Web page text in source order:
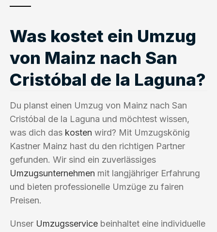
Was kostet ein Umzug
von Mainz nach San
Cristóbal de la Laguna?
Du planst einen Umzug von Mainz nach San
Cristóbal de la Laguna und möchtest wissen,
was dich das kosten wird? Mit Umzugskönig
Kastner Mainz hast du den richtigen Partner
gefunden. Wir sind ein zuverlässiges
Umzugsunternehmen mit langjähriger Erfahrung
und bieten professionelle Umzüge zu fairen
Preisen.
Unser Umzugsservice beinhaltet eine individuelle